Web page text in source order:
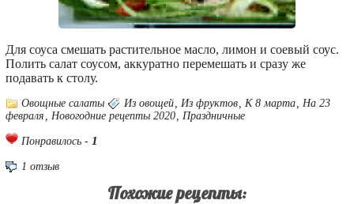
Для соуса смешать растительное масло, лимон и соевый соус.
Полить салат соусом, аккуратно перемешать и сразу же
подавать к столу.
Овощные салаты Из овощей Из фруктов К 8 марта
На 23
февраля
Новогодние рецепты 2020 Праздничные
Понравилось -1
1 отзыв
Похожие рецепты: